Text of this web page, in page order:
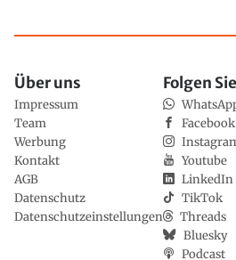
Über uns
Impressum
Team
Werbung
Kontakt
AGB
Datenschutz
Datenschutzeinstellungen
Folgen
Facebook
Youtube
LinkedIn
TikTok
Threads
Bluesky
Podcast